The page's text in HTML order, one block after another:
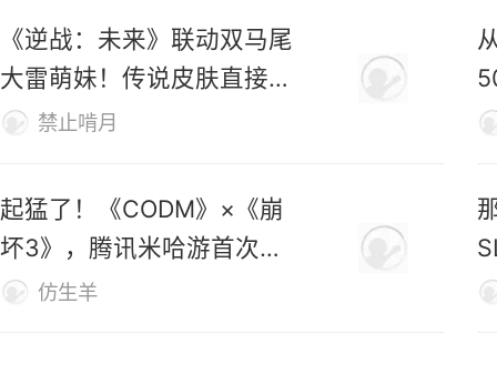
《逆战：未来》联动双马尾
大雷萌妹！传说皮肤直接免
费送！禁止啃月
起猛了！《CODM》×《崩
坏3》，腾讯米哈游首次联
动官宣！
仿生羊